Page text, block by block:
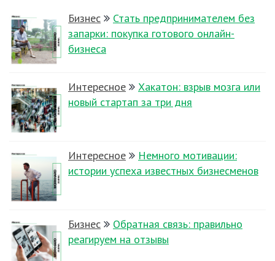
Бизнес
Стать предпринимателем без
запарки: покупка готового онлайн-
бизнеса
Интересное
Хакатон: взрыв мозга или
новый стартап за три дня
Интересное
Немного мотивации:
истории успеха известных бизнесменов
Бизнес
Обратная связь: правильно
реагируем на отзывы